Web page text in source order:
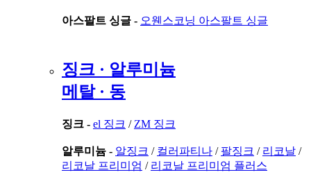
아스팔트 싱글 - 오웬스코닝 아스팔트 싱글
징크 · 알루미늄
메탈 · 동
징크 - el 징크 / ZM 징크
알루미늄 - 알징크 / 컬러파티나 / 팔징크 / 리코날 /
리코날 프리미엄 / 리코날 프리미엄 플러스